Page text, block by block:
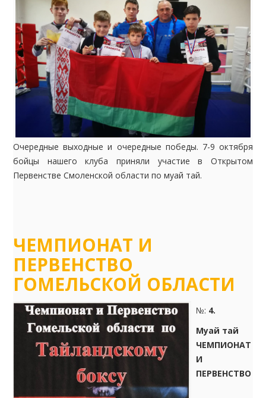
Очередные выходные и очередные победы. 7-9 октября
бойцы нашего клуба приняли участие в Открытом
Первенстве Смоленской области по муай тай.
ЧЕМПИОНАТ И
ПЕРВЕНСТВО
ГОМЕЛЬСКОЙ ОБЛАСТИ
№: 4.
Муай тай
ЧЕМПИОНАТ
И
ПЕРВЕНСТВО